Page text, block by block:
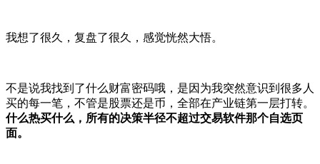
我想了很久，复盘了很久，感觉恍然大悟。
不是说我找到了什么财富密码哦，是因为我突然意识到很多人
买的每一笔，不管是股票还是币，全部在产业链第一层打转。
什么热买什么，所有的决策半径不超过交易软件那个自选页
面。